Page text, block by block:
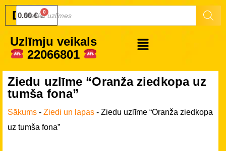
Druku.lv
0.00€
Uzlīmju veikals
22066801
Ziedu uzlīme “Oranža ziedkopa uz
tumša fona”
Sākums - Ziedi un lapas - Ziedu uzlīme “Oranža ziedkopa
uz tumša fona”